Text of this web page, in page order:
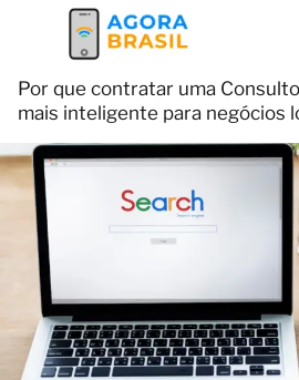
Por que contratar uma
mais inteligente para negócios